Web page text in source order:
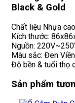
Black & Gold
Chất liệu Nhựa
Kích thước:
Nguồn:
Màu sắc: Đen
Độ bền & tuổi thọ
Sản phẩm